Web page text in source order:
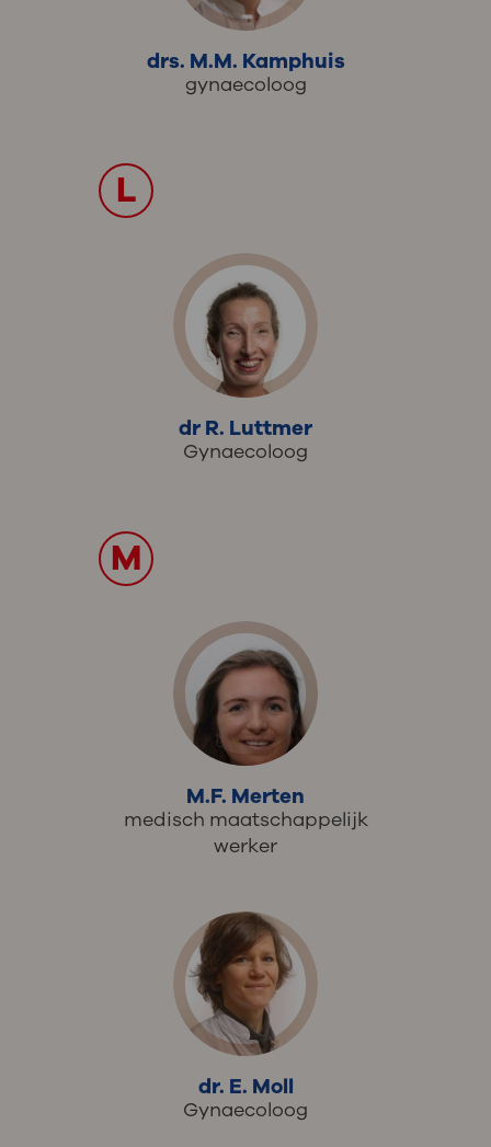
drs. M.M. Kamphuis
gynaecoloog
L
dr R. Luttmer
Gynaecoloog
M
M.F. Merten
medisch maatschappelijk
werker
dr. E. Moll
Gynaecoloog